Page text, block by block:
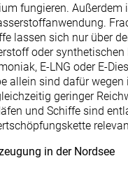
fungieren. Außerdem
lassen sich nur über
oder
E-LNG oder E-
allein sind dafür wegen
geringer
und Schiffe sind
in der Nordsee